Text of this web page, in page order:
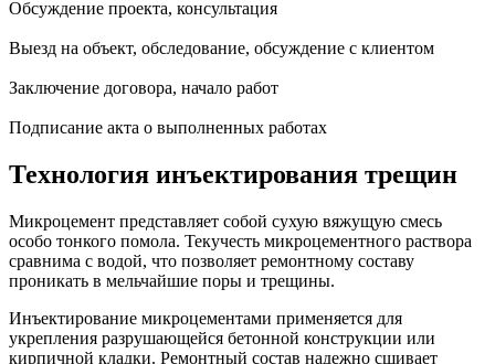
Обсуждение проекта, консультация
Выезд на объект, обследование, обсуждение с клиентом
Заключение договора, начало работ
Подписание акта о выполненных работах
Технология инъектирования трещин
Микроцемент представляет собой сухую вяжущую смесь
особо тонкого помола. Текучесть микроцементного раствора
сравнима с водой, что позволяет ремонтному составу
проникать в мельчайшие поры и трещины.
Инъектирование микроцементами применяется для
укрепления разрушающейся бетонной конструкции или
кирпичной кладки. Ремонтный состав надежно сшивает